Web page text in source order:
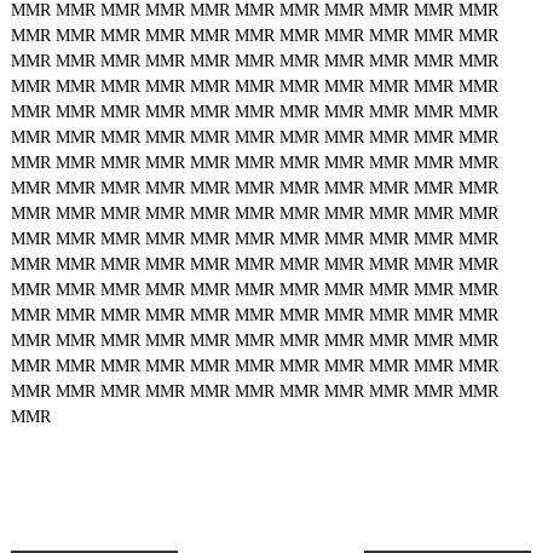
MMR MMR MMR MMR MMR MMR MMR MMR MMR MMR MMR
MMR MMR MMR MMR MMR MMR MMR MMR MMR MMR MMR
MMR MMR MMR MMR MMR MMR MMR MMR MMR MMR MMR
MMR MMR MMR MMR MMR MMR MMR MMR MMR MMR MMR
MMR MMR MMR MMR MMR MMR MMR MMR MMR MMR MMR
MMR MMR MMR MMR MMR MMR MMR MMR MMR MMR MMR
MMR MMR MMR MMR MMR MMR MMR MMR MMR MMR MMR
MMR MMR MMR MMR MMR MMR MMR MMR MMR MMR MMR
MMR MMR MMR MMR MMR MMR MMR MMR MMR MMR MMR
MMR MMR MMR MMR MMR MMR MMR MMR MMR MMR MMR
MMR MMR MMR MMR MMR MMR MMR MMR MMR MMR MMR
MMR MMR MMR MMR MMR MMR MMR MMR MMR MMR MMR
MMR MMR MMR MMR MMR MMR MMR MMR MMR MMR MMR
MMR MMR MMR MMR MMR MMR MMR MMR MMR MMR MMR
MMR MMR MMR MMR MMR MMR MMR MMR MMR MMR MMR
MMR MMR MMR MMR MMR MMR MMR MMR MMR MMR MMR
MMR